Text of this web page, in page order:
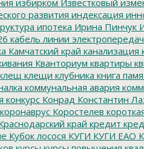
избирком Известковый
развития индексация
ипотека Ирина Пинчук
кабель линии
Камчатский край канализация
Кванториум квартиры
клещи клубника книга
коммунальная авария
конкурс Конрад Константин
коронаврус Коростелев
край кредит
Кубок лосося КУГИ КУГИ ЕАО